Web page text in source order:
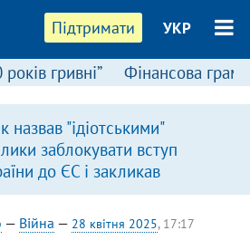
Підтримати УКР
років гривні” Фінансова
назвав "ідіотськими"
заблокувати вступ
до ЄС і закликав
антиукраїнську
— Війна — 28 квітня 2025, 17:17